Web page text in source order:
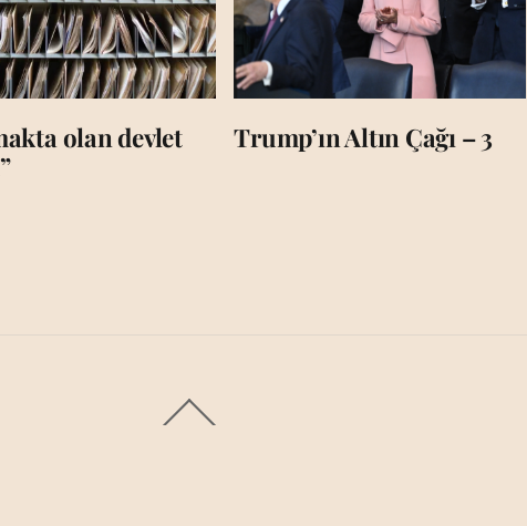
olan devlet
Trump’ın Altın Çağı – 3
To